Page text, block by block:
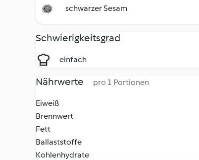
schwarzer Sesam
Schwierigkeitsgrad
einfach
Nährwerte pro 1 Portionen
Eiweiß
Brennwert
Fett
Ballaststoffe
Kohlenhydrate